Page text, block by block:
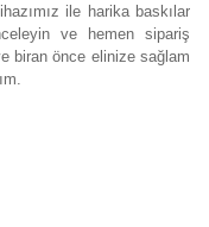
ile harika baskılar
ve hemen sipariş
biran önce elinize sağlam